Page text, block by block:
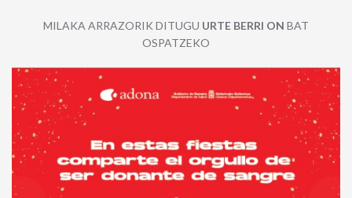
MILAKA ARRAZORIK DITUGU URTE BERRI ON BAT
OSPATZEKO